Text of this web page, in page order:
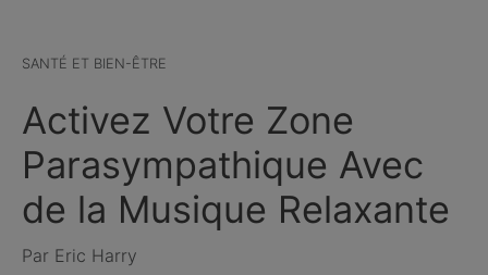
SANTÉ ET BIEN-ÊTRE
Activez Votre Zone
Parasympathique Avec
de la Musique Relaxante
Par Eric Harry